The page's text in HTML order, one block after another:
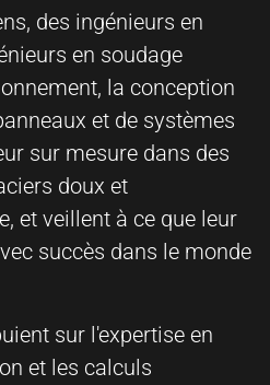
des ingénieurs en
en soudage
la conception
et de systèmes
sur mesure dans des
doux et
et veillent à ce que leur
succès dans le monde
sur l'expertise en
et les calculs